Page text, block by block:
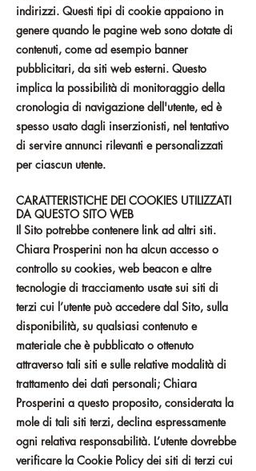
indirizzi. Questi tipi di cookie appaiono in
genere quando le pagine web sono dotate di
contenuti, come ad esempio banner
pubblicitari, da siti web esterni. Questo
implica la possibilità di monitoraggio della
cronologia di navigazione dell'utente, ed è
spesso usato dagli inserzionisti, nel tentativo
di servire annunci rilevanti e personalizzati
per ciascun utente.
CARATTERISTICHE DEI COOKIES UTILIZZATI
DA QUESTO SITO WEB​
Il Sito potrebbe contenere link ad altri siti.
Chiara Prosperini non ha alcun accesso o
controllo su cookies, web beacon e altre
tecnologie di tracciamento usate sui siti di
terzi cui l’utente può accedere dal Sito, sulla
disponibilità, su qualsiasi contenuto e
materiale che è pubblicato o ottenuto
attraverso tali siti e sulle relative modalità di
trattamento dei dati personali; Chiara
Prosperini a questo proposito, considerata la
mole di tali siti terzi, declina espressamente
ogni relativa responsabilità. L’utente dovrebbe
verificare la Cookie Policy dei siti di terzi cui